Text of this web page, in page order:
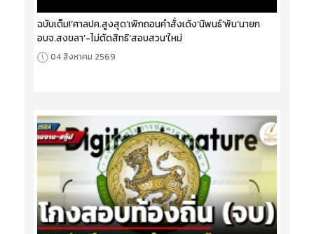
ฉบับเต็ม!‘ศาลปค.สูงสุด’เพิกถอนคำสั่งเด้ง‘นิพนธ์’พ้น‘นายก
อบจ.สงขลา’-ไม่ตัดสิทธิ‘สอบสวน’ใหม่
04 สิงหาคม 2569